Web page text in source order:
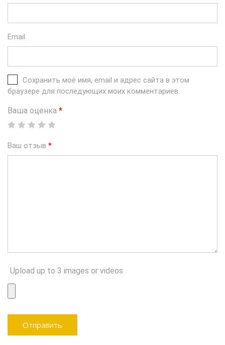
Email
Сохранить моё имя, email и адрес сайта в этом
браузере для последующих моих комментариев.
Ваша оценка *
Ваш отзыв *
Upload up to 3 images or videos